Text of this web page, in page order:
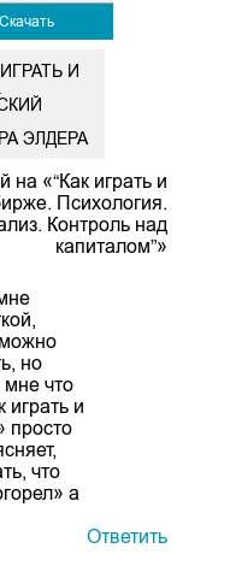
Скачать
И
ЭЛДЕРА
«“Как играть и
Психология.
Контроль над
капиталом”»
но
что
играть и
просто
что
а
Ответить